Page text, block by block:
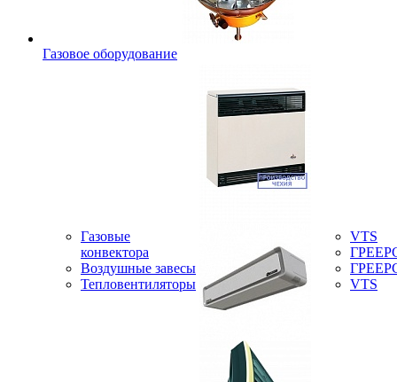
Газовое оборудование
Газовые
конвектора
Воздушные завесы
Тепловентиляторы
VTS
VTS